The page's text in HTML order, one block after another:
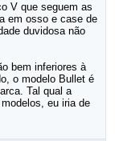
V que seguem as
em osso e case de
duvidosa não
bem inferiores à
o modelo Bullet é
Tal qual a
eu iria de